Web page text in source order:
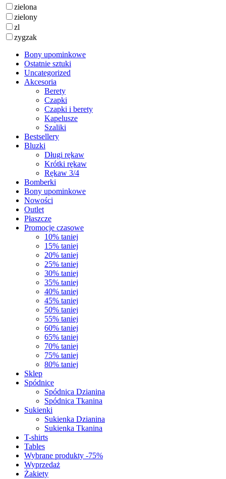
zielona
zielony
zl
zygzak
Bony upominkowe
Ostatnie sztuki
Uncategorized
Akcesoria
Berety
Czapki
Czapki i berety
Kapelusze
Szaliki
Bestsellery
Bluzki
Długi rękaw
Krótki rękaw
Rękaw 3/4
Bomberki
Bony upominkowe
Nowości
Outlet
Płaszcze
Promocje czasowe
10% taniej
15% taniej
20% taniej
25% taniej
30% taniej
35% taniej
40% taniej
45% taniej
50% taniej
55% taniej
60% taniej
65% taniej
70% taniej
75% taniej
80% taniej
Sklep
Spódnice
Spódnica Dzianina
Spódnica Tkanina
Sukienki
Sukienka Dzianina
Sukienka Tkanina
T-shirts
Tables
Wybrane produkty -75%
Wyprzedaż
Żakiety